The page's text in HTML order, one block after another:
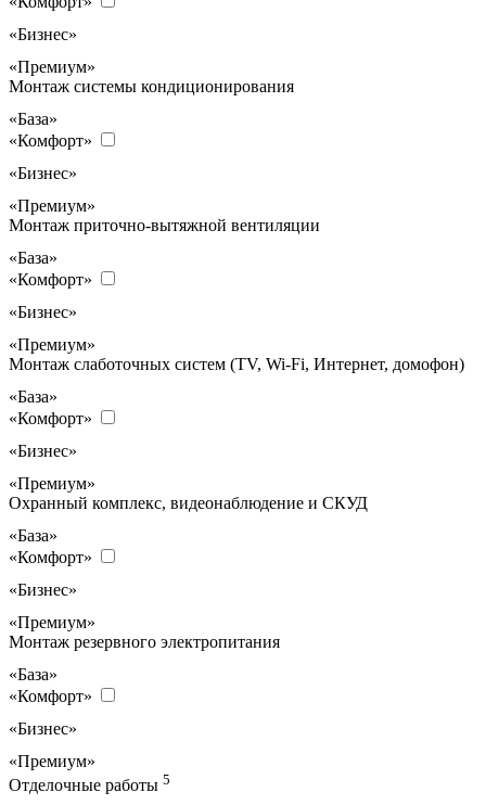
«Бизнес»
«Премиум»
Монтаж системы кондиционирования
«База»
«Комфорт»
«Бизнес»
«Премиум»
Монтаж приточно-вытяжной вентиляции
«База»
«Комфорт»
«Бизнес»
«Премиум»
Монтаж слаботочных систем (TV, Wi-Fi, Интернет, домофон)
«База»
«Комфорт»
«Бизнес»
«Премиум»
Охранный комплекс, видеонаблюдение и СКУД
«База»
«Комфорт»
«Бизнес»
«Премиум»
Монтаж резервного электропитания
«База»
«Комфорт»
«Бизнес»
«Премиум»
Отделочные работы 5